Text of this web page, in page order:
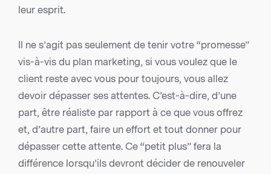
leur esprit.
Il ne s’agit pas seulement de tenir votre “promesse”
vis-à-vis du plan marketing, si vous voulez que le
client reste avec vous pour toujours, vous allez
devoir dépasser ses attentes. C’est-à-dire, d’une
part, être réaliste par rapport à ce que vous offrez
et, d’autre part, faire un effort et tout donner pour
dépasser cette attente. Ce “petit plus” fera la
différence lorsqu’ils devront décider de renouveler